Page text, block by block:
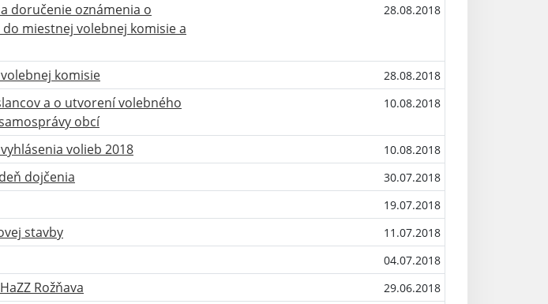
doručenie oznámenia o
miestnej volebnej komisie a
28.08.2018
komisie 28.08.2018
a o utvorení volebného
obcí
10.08.2018
volieb 2018 10.08.2018
dojčenia 30.07.2018
19.07.2018
stavby 11.07.2018
04.07.2018
Rožňava 29.06.2018